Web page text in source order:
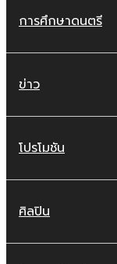
การศึกษาดนตรี
ข่าว
โปรโมชัน
ศิลปิน